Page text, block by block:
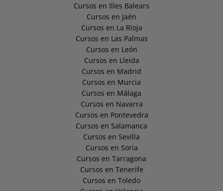
Cursos en Illes Balears
Cursos en Jaén
Cursos en La Rioja
Cursos en Las Palmas
Cursos en León
Cursos en Lleida
Cursos en Madrid
Cursos en Murcia
Cursos en Málaga
Cursos en Navarra
Cursos en Pontevedra
Cursos en Salamanca
Cursos en Sevilla
Cursos en Soria
Cursos en Tarragona
Cursos en Tenerife
Cursos en Toledo